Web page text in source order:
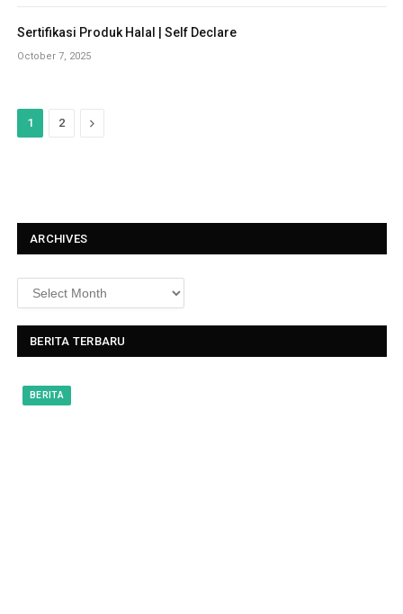
Sertifikasi Produk Halal | Self Declare
October 7, 2025
1 2
N
ARCHIVES
BERITA TERBARU
BERITA